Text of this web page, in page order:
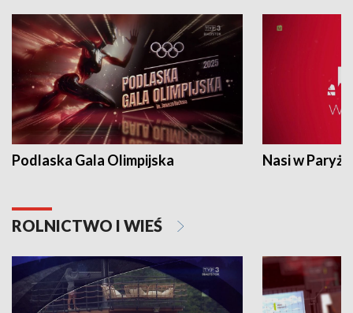
Podlaska Gala Olimpijska Nasi w Paryżu
ROLNICTWO I WIEŚ